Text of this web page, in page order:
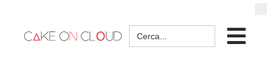
Search
for: